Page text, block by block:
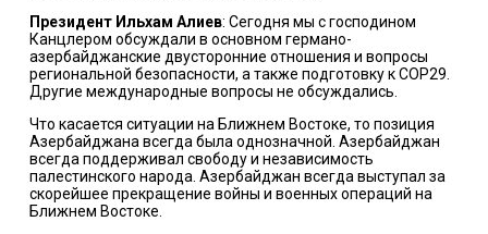
Президент Ильхам Алиев: Сегодня мы с господином
Канцлером обсуждали в основном германо-
азербайджанские двусторонние отношения и вопросы
региональной безопасности, а также подготовку к СОР29.
Другие международные вопросы не обсуждались.
Что касается ситуации на Ближнем Востоке, то позиция
Азербайджана всегда была однозначной. Азербайджан
всегда поддерживал свободу и независимость
палестинского народа. Азербайджан всегда выступал за
скорейшее прекращение войны и военных операций на
Ближнем Востоке.